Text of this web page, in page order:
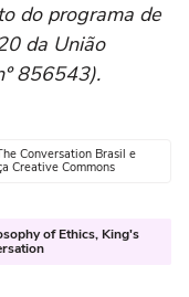
do programa de
da União
856543).
Conversation Brasil e
Creative Commons
of Ethics, King's